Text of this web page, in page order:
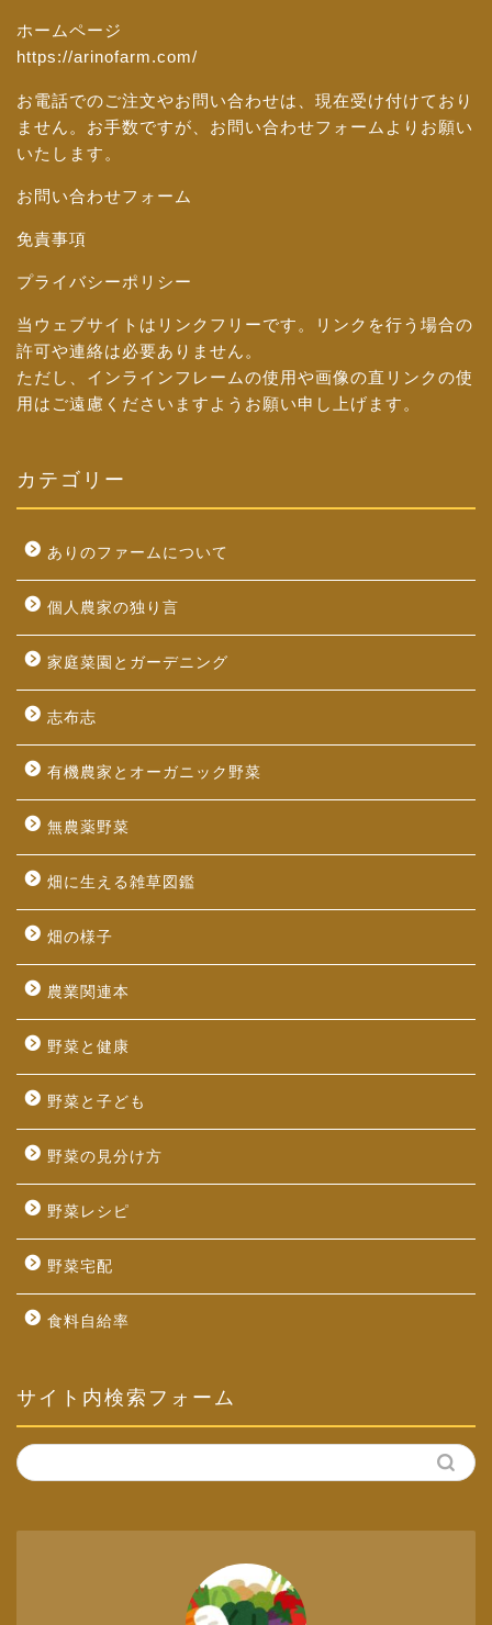
ホームページ
https://arinofarm.com/
お電話でのご注文やお問い合わせは、現在受け付けており
ません。お手数ですが、 お問い合わせフォーム よりお願い
いたします。
お問い合わせフォーム
免責事項
プライバシーポリシー
当ウェブサイトはリンクフリーです。リンクを行う場合の
許可や連絡は必要ありません。
ただし、インラインフレームの使用や画像の直リンクの使
用はご遠慮くださいますようお願い申し上げます。
カテゴリー
ありのファームについて
個人農家の独り言
家庭菜園とガーデニング
志布志
有機農家とオーガニック野菜
無農薬野菜
畑に生える雑草図鑑
畑の様子
農業関連本
野菜と健康
野菜と子ども
野菜の見分け方
野菜レシピ
野菜宅配
食料自給率
サイト内検索フォーム